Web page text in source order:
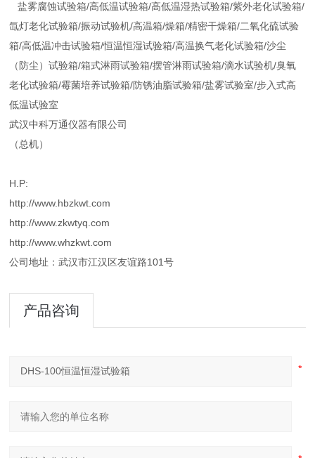
盐雾腐蚀试验箱/高低温试验箱/高低温湿热试验箱/紫外老化试验箱/
氙灯老化试验箱/振动试验机/高温箱/燥箱/精密干燥箱/二氧化硫试验
箱/高低温冲击试验箱/恒温恒湿试验箱/高温换气老化试验箱/沙尘
（防尘）试验箱/箱式淋雨试验箱/摆管淋雨试验箱/滴水试验机/臭氧
老化试验箱/霉菌培养试验箱/防锈油脂试验箱/盐雾试验室/步入式高
低温试验室
武汉中科万通仪器有限公司
（总机）
H.P:
http://www.hbzkwt.com
http://www.zkwtyq.com
http://www.whzkwt.com
公司地址：武汉市江汉区友谊路101号
产品咨询